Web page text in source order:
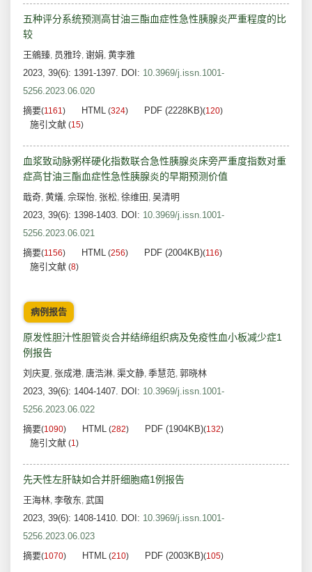
五种评分系统预测高甘油三酯血症性急性胰腺炎严重程度的比
较
王鵷臻, 员雅玲, 谢娟, 黄李雅
2023, 39(6): 1391-1397. DOI: 10.3969/j.issn.1001-
5256.2023.06.020
摘要(1161) HTML (324) PDF (2228KB)(120)
施引文献 (15)
血浆致动脉粥样硬化指数联合急性胰腺炎床旁严重度指数对重
症高甘油三酯血症性急性胰腺炎的早期预测价值
戢奇, 黄燨, 佘琛怡, 张松, 徐维田 , 吴清明
2023, 39(6): 1398-1403. DOI: 10.3969/j.issn.1001-
5256.2023.06.021
摘要(1156) HTML (256) PDF (2004KB)(116)
施引文献 (8)
病例报告
原发性胆汁性胆管炎合并结缔组织病及免疫性血小板减少症1
例报告
刘庆夏, 张成港, 唐浩淋, 渠文静, 季慧范, 郭晓林
2023, 39(6): 1404-1407. DOI: 10.3969/j.issn.1001-
5256.2023.06.022
摘要(1090) HTML (282) PDF (1904KB)(132)
施引文献 (1)
先天性左肝缺如合并肝细胞癌1例报告
王海林, 李敬东, 武国
2023, 39(6): 1408-1410. DOI: 10.3969/j.issn.1001-
5256.2023.06.023
摘要(1070) HTML (210) PDF (2003KB)(105)